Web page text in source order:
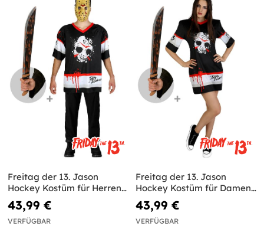
Freitag der 13. Jason
Hockey Kostüm für Herren
in großer Größe mit
Machete
43,99 €
VERFÜGBAR
Freitag der 13. Jason
Hockey Kostüm für Damen
in großer Größe mit
Machete
43,99 €
VERFÜGBAR